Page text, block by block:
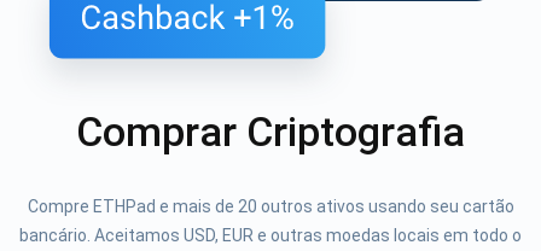
Comprar Criptografia
Compre ETHPad e mais de 20 outros ativos usando seu cartão
bancário. Aceitamos USD, EUR e outras moedas locais em todo o